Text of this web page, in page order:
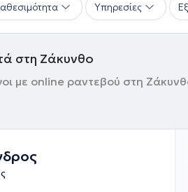
Υπηρεσίες
στη Ζάκυνθο
με online ραντεβού στη